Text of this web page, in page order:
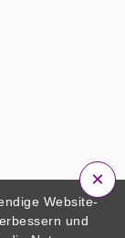
Website-
und
×